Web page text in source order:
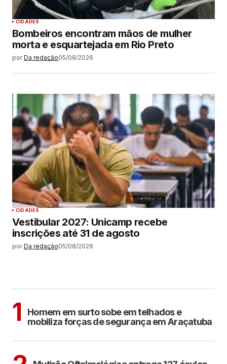
CIDADES
Bombeiros encontram mãos de mulher
morta e esquartejada em Rio Preto
por Da redação05/08/2026
CIDADES
Vestibular 2027: Unicamp recebe
inscrições até 31 de agosto
por Da redação05/08/2026
1
Homem em surto sobe em telhados e
mobiliza forças de segurança em Araçatuba